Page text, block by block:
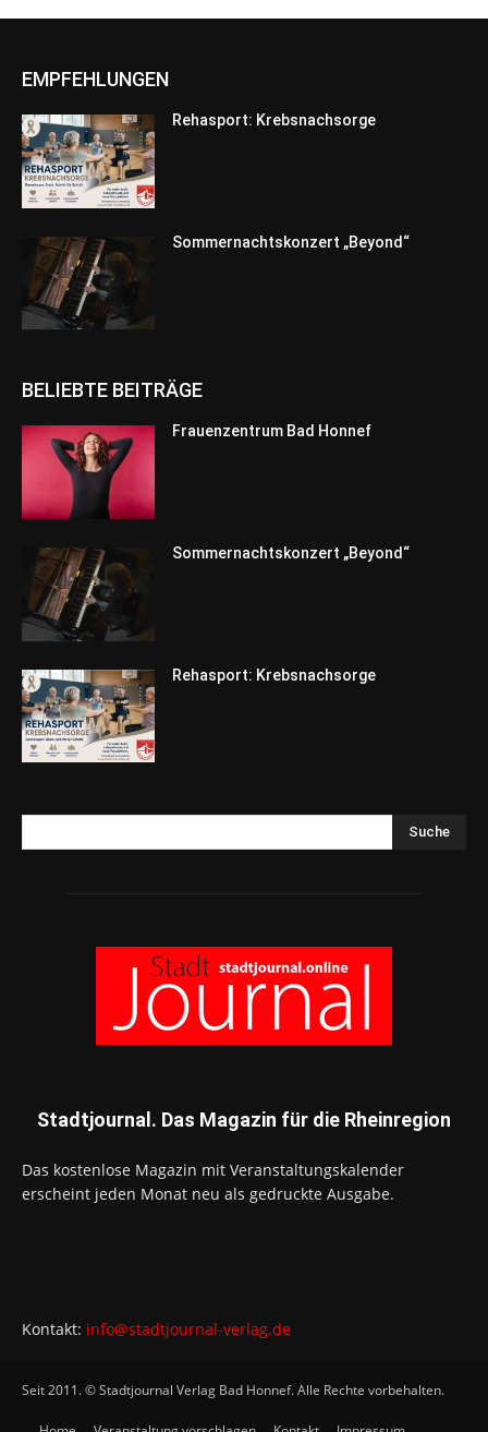
EMPFEHLUNGEN
Rehasport: Krebsnachsorge
Sommernachtskonzert „Beyond“
BELIEBTE BEITRÄGE
Frauenzentrum Bad Honnef
Sommernachtskonzert „Beyond“
Rehasport: Krebsnachsorge
Suche
Stadtjournal. Das Magazin für die Rheinregion
Das kostenlose Magazin mit Veranstaltungskalender
erscheint jeden Monat neu als gedruckte Ausgabe.
Kontakt: info@stadtjournal-verlag.de
Seit 2011. © Stadtjournal Verlag Bad Honnef. Alle Rechte vorbehalten.